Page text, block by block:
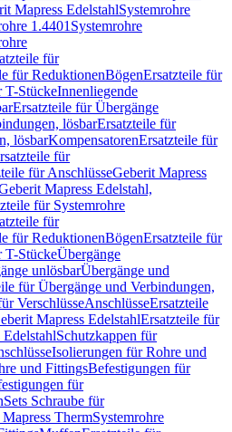
Mapress EdelstahlSystemrohre
1.4401 Systemrohre
für
für ReduktionenBögenErsatzteile für
T-StückeInnenliegende
Ersatzteile für Übergänge
lösbarErsatzteile für
lösbarKompensatorenErsatzteile für
für
für AnschlüsseGeberit Mapress
Mapress Edelstahl,
für Systemrohre
für
für ReduktionenBögenErsatzteile für
T-StückeÜbergänge
unlösbarÜbergänge und
für Übergänge und Verbindungen,
VerschlüsseAnschlüsseErsatzteile
Mapress EdelstahlErsatzteile für
Schutzkappen für
Isolierungen für Rohre und
und FittingsBefestigungen für
für
Sets Schraube für
ThermSystemrohre